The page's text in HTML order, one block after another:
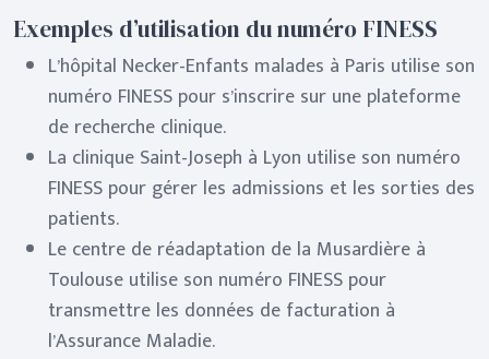
Exemples d’utilisation du numéro FINESS
L’hôpital Necker-Enfants malades à Paris utilise son
numéro FINESS pour s’inscrire sur une plateforme
de recherche clinique.
La clinique Saint-Joseph à Lyon utilise son numéro
FINESS pour gérer les admissions et les sorties des
patients.
Le centre de réadaptation de la Musardière à
Toulouse utilise son numéro FINESS pour
transmettre les données de facturation à
l’Assurance Maladie.